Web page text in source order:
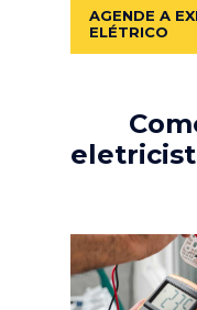
AGENDE A
ELÉTRICO